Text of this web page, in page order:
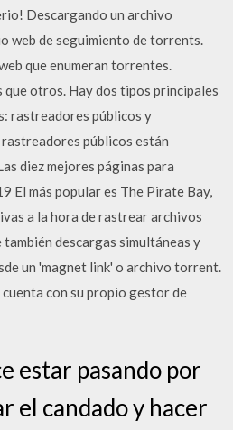
Descargando un archivo
web de seguimiento de torrents.
que enumeran torrentes.
que otros. Hay dos tipos principales
rastreadores públicos y
públicos están
diez mejores páginas para
El más popular es The Pirate Bay,
a la hora de rastrear archivos
descargas simultáneas y
un 'magnet link' o archivo torrent.
con su propio gestor de
estar pasando por
el candado y hacer